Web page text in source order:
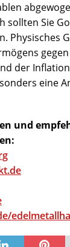
sollten Sie
Physisches
der
eine
und